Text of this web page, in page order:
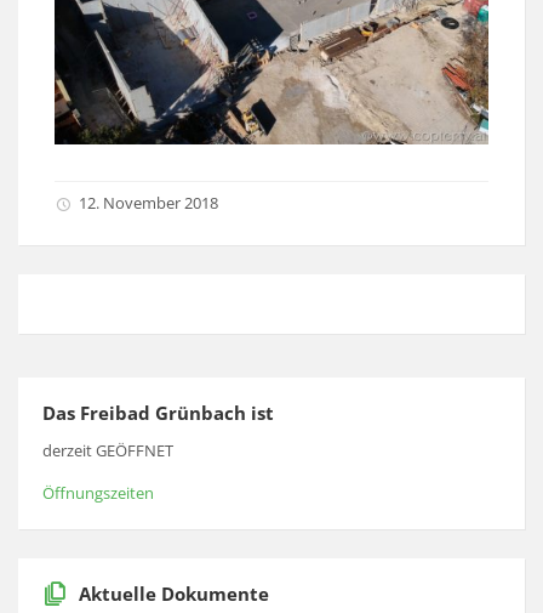
12. November 2018
Das Freibad Grünbach ist
derzeit GEÖFFNET
Öffnungszeiten
Aktuelle Dokumente